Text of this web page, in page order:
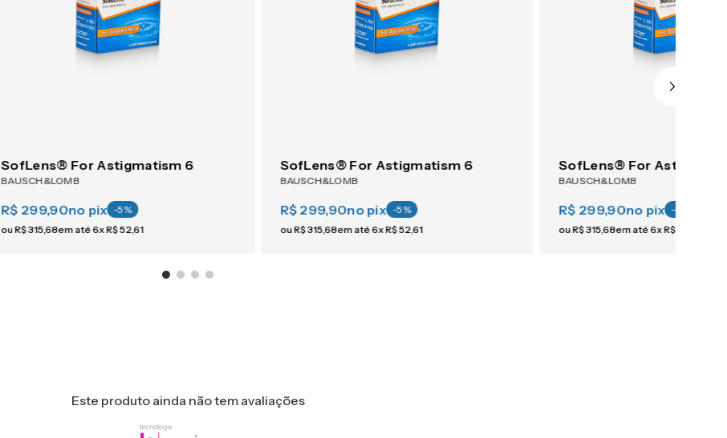
SofLens® For Astigmatism 6
BAUSCH&LOMB
R$ 299,90no pix -5%
ouR$315,68em até6xR$52,61
SofLens® For Astigmatism 6
BAUSCH&LOMB
R$ 299,90no pix -5%
ouR$315,68em até6xR$52,61
SofLens® For
BAUSCH&LOMB
R$ 299,90no pix -5
ouR$315,68em até6xR$
Este produto ainda não tem avaliações